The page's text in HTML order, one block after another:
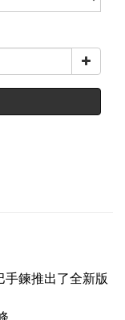
鍊推出了全新版